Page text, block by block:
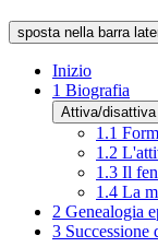
sposta nella barra
Inizio
1 Biografia
Attiva/
1.1
1.2
1.3 Il
1.4 La
2 Genealogia
3